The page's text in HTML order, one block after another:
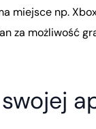
miejsce np.
za możliwość